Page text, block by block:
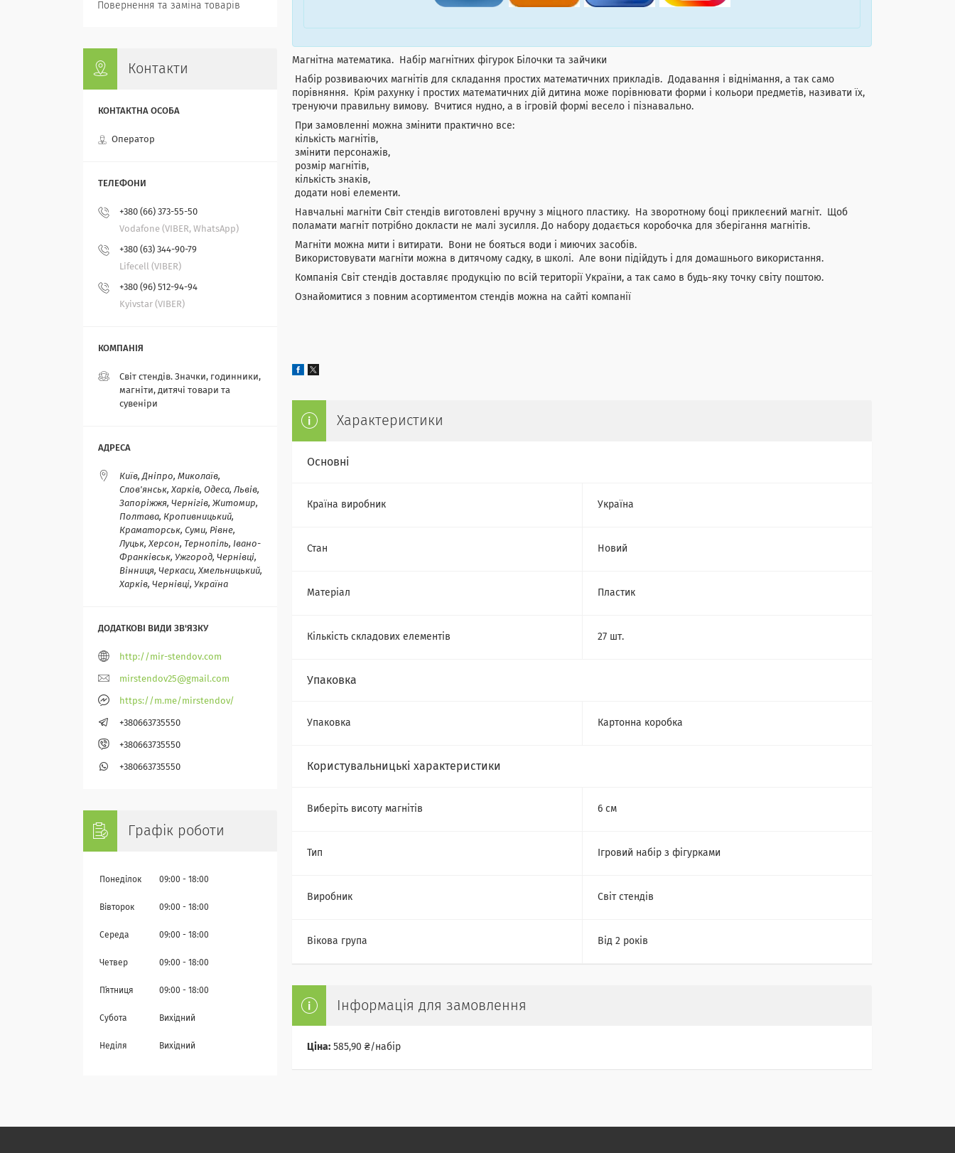
Магнітна математика. Набір магнітних фігурок Білочки та зайчики
Набір розвиваючих магнітів для складання простих математичних прикладів. Додавання і віднімання, а так само
порівняння. Крім рахунку і простих математичних дій дитина може порівнювати форми і кольори предметів, називати їх,
тренуючи правильну вимову. Вчитися нудно, а в ігровій формі весело і пізнавально.
При замовленні можна змінити практично все:
кількість магнітів,
змінити персонажів,
розмір магнітів,
кількість знаків,
додати нові елементи.
Навчальні магніти Світ стендів виготовлені вручну з міцного пластику. На зворотному боці приклеєний магніт. Щоб
поламати магніт потрібно докласти не малі зусилля. До набору додається коробочка для зберігання магнітів.
Магніти можна мити і витирати. Вони не бояться води і миючих засобів.
Використовувати магніти можна в дитячому садку, в школі. Але вони підійдуть і для домашнього використання.
Компанія Світ стендів доставляє продукцію по всій території України, а так само в будь-яку точку світу поштою.
Ознайомитися з повним асортиментом стендів можна на сайті компанії
Характеристики
Основні
Країна виробник Україна
Стан Новий
Матеріал Пластик
Кількість складових елементів 27 шт.
Упаковка
Упаковка Картонна коробка
Користувальницькі характеристики
Виберіть висоту магнітів 6 см
Тип Ігровий набір з фігурками
Виробник Світ стендів
Вікова група Від 2 років
Інформація для замовлення
Ціна: 585,90 ₴/набір
Повернення та заміна товарів
Контакти
Оператор
+380 (66) 373-55-50
Vodafone (VIBER, WhatsApp)
+380 (63) 344-90-79
Lifecell (VIBER)
+380 (96) 512-94-94
Kyivstar (VIBER)
Світ стендів. Значки, годинники,
магніти, дитячі товари та
сувеніри
Київ, Дніпро, Миколаїв,
Слов'янськ, Харків, Одеса, Львів,
Запоріжжя, Чернігів, Житомир,
Полтава, Кропивницький,
Краматорськ, Суми, Рівне,
Луцьк, Херсон, Тернопіль, Івано-
Франківськ, Ужгород, Чернівці,
Вінниця, Черкаси, Хмельницький,
Харків, Чернівці, Україна
http://mir-stendov.com
mirstendov25@gmail.com
https://m.me/mirstendov/
+380663735550
+380663735550
+380663735550
Графік роботи
Понеділок 09:00 18:00
Вівторок 09:00 18:00
Середа 09:00 18:00
Четвер 09:00 18:00
Пʼятниця 09:00 18:00
Субота Вихідний
Неділя Вихідний